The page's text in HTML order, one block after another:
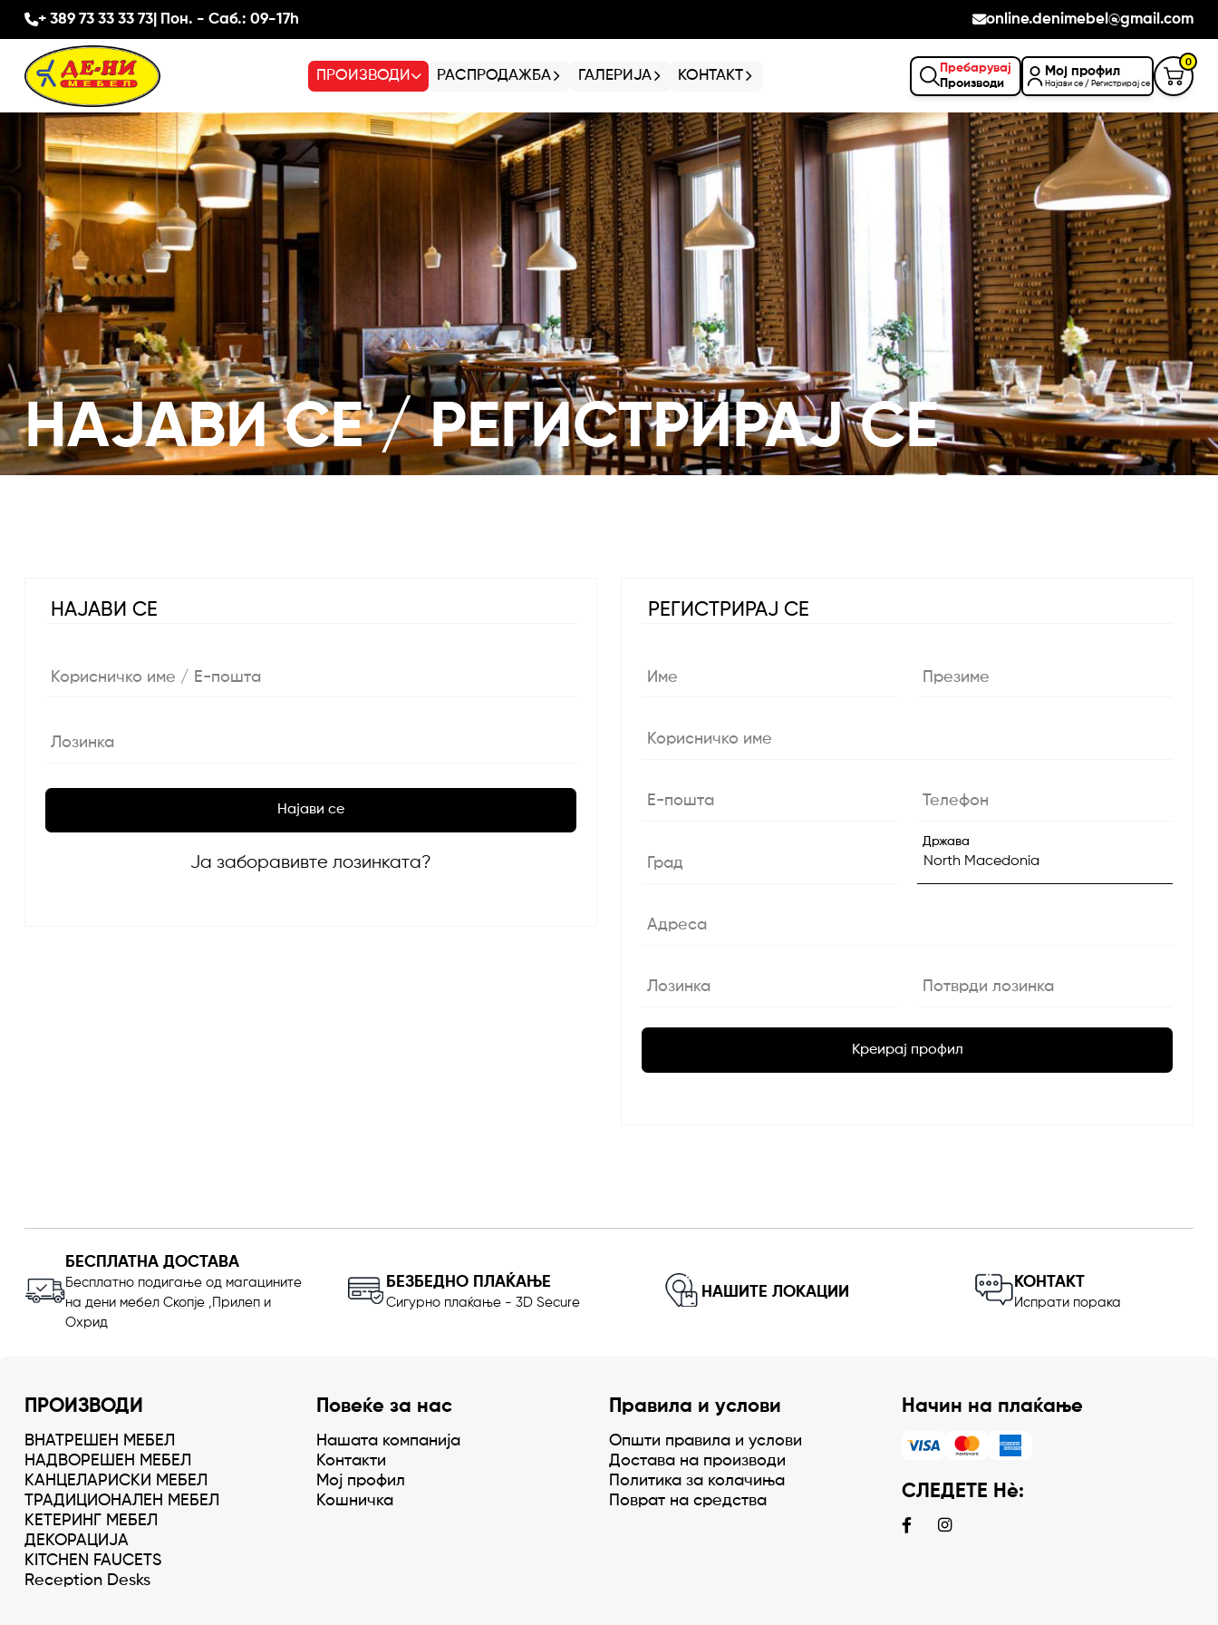
+ 389 73 33 33 73| Пон. - Саб.: 09-17h online.denimebel@gmail.com
ПРОИЗВОДИ РАСПРОДАЖБА ГАЛЕРИЈА КОНТАКТ
Пребарувај
Производи
Мој профил
Најави се / Регистрирај се
0
НАЈАВИ СЕ / РЕГИСТРИРАЈ СЕ
НАЈАВИ СЕ
Корисничко име / Е-пошта
Лозинка
Најави се
Ја заборавивте лозинката?
РЕГИСТРИРАЈ СЕ
Име Презиме
Корисничко име
Е-пошта Телефон
Град
Држава
Адреса
Лозинка Потврди лозинка
Креирај профил
БЕСПЛАТНА ДОСТАВА
Бесплатно подигање од магацините
на дени мебел Скопје ,Прилеп и
Охрид
БЕЗБЕДНО ПЛАЌАЊЕ
Сигурно плаќање - 3D Secure
НАШИТЕ ЛОКАЦИИ
КОНТАКТ
Испрати порака
ПРОИЗВОДИ
ВНАТРЕШЕН МЕБЕЛ
НАДВОРЕШЕН МЕБЕЛ
КАНЦЕЛАРИСКИ МЕБЕЛ
ТРАДИЦИОНАЛЕН МЕБЕЛ
КЕТЕРИНГ МЕБЕЛ
ДЕКОРАЦИЈА
KITCHEN FAUCETS
Reception Desks
Повеќе за нас
Нашата компанија
Контакти
Мој профил
Кошничка
Правила и услови
Општи правила и услови
Достава на производи
Политика за колачиња
Поврат на средства
Начин на плаќање
СЛЕДЕТЕ Нѐ: